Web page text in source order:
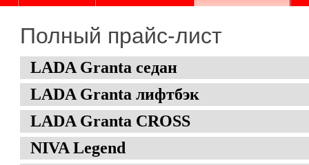
Полный прайс-лист
LADA Granta седан
LADA Granta лифтбэк
LADA Granta CROSS
NIVA Legend